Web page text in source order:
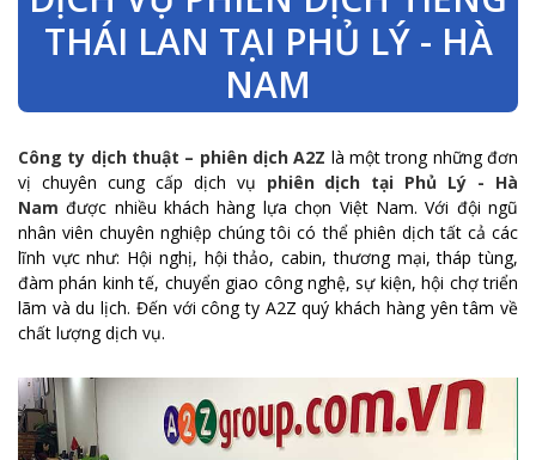
THÁI LAN TẠI PHỦ LÝ - HÀ
NAM
Công ty dịch thuật – phiên dịch A2Z là một trong những đơn
vị chuyên cung cấp dịch vụ phiên dịch tại Phủ Lý - Hà
Nam được nhiều khách hàng lựa chọn Việt Nam. Với đội ngũ
nhân viên chuyên nghiệp chúng tôi có thể phiên dịch tất cả các
lĩnh vực như: Hội nghị, hội thảo, cabin, thương mại, tháp tùng,
đàm phán kinh tế, chuyển giao công nghệ, sự kiện, hội chợ triển
lãm và du lịch. Đến với công ty A2Z quý khách hàng yên tâm về
chất lượng dịch vụ.